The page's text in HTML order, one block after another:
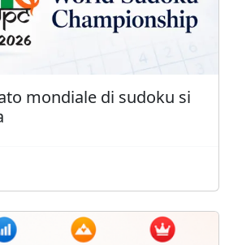
mondiale di sudoku si